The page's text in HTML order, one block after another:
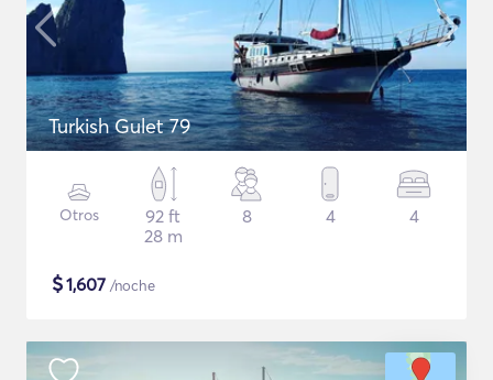
Turkish Gulet 79
Otros
92 ft
28 m
8 4 4
$1,607 /noche